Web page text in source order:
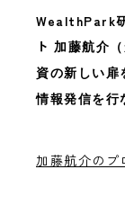
WealthPark
ト 加藤航介
資の新しい扉
情報発信を行
加藤航介のプ